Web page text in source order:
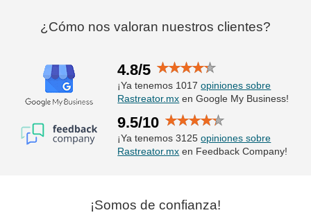
¿Cómo nos valoran nuestros clientes?
4.8/5
¡Ya tenemos 1017opiniones sobre
Rastreator.mx en Google My Business!
9.5/10
¡Ya tenemos 3125opiniones sobre
Rastreator.mx en Feedback Company!
¡Somos de confianza!